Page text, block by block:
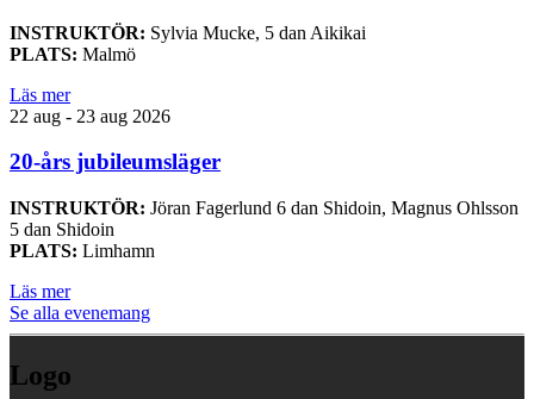
INSTRUKTÖR: Sylvia Mucke, 5 dan Aikikai
PLATS: Malmö
Läs mer
22 aug - 23 aug 2026
20-års jubileumsläger
INSTRUKTÖR: Jöran Fagerlund 6 dan Shidoin, Magnus Ohlsson
5 dan Shidoin
PLATS: Limhamn
Läs mer
Se alla evenemang
Logo